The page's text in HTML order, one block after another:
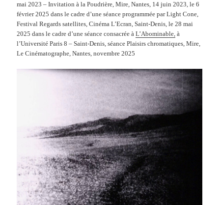
mai 2023 – Invitation à la Poudrière, Mire, Nantes, 14 juin 2023, le 6
février 2025 dans le cadre d’une séance programmée par Light Cone,
Festival Regards satellites, Cinéma L’Ecran, Saint-Denis, le 28 mai
2025 dans le cadre d’une séance consacrée àL’Abominable, à
l’Université Paris 8 – Saint-Denis, séance Plaisirs chromatiques, Mire,
Le Cinématographe, Nantes, novembre 2025